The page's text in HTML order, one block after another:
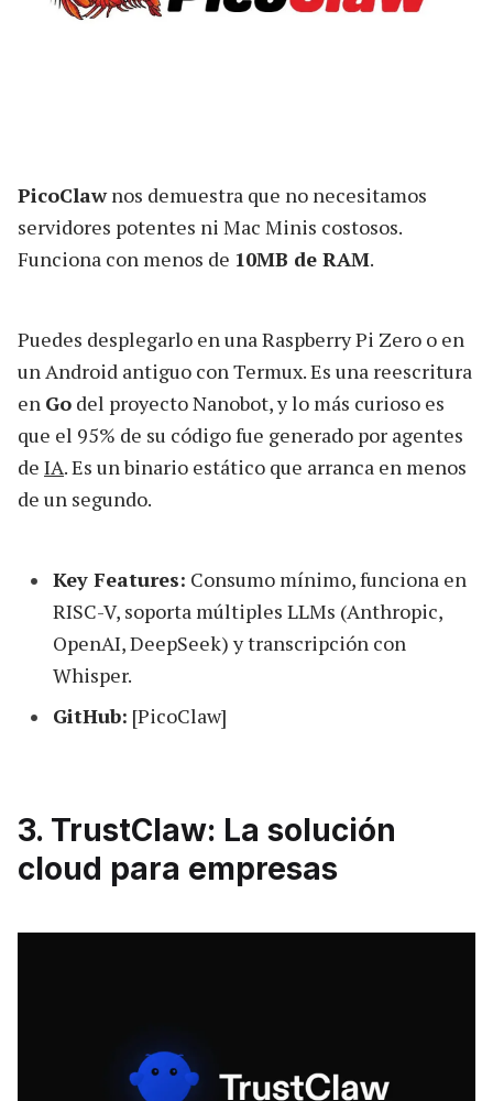
PicoClawnos demuestra que no necesitamos
servidores potentes ni Mac Minis costosos.
Funciona con menos de 10MB de RAM.
Puedes desplegarlo en una Raspberry Pi Zero o en
un Android antiguo con Termux. Es una reescritura
en Go del proyecto Nanobot, y lo más curioso es
que el 95% de su código fue generado por agentes
de IA. Es un binario estático que arranca en menos
de un segundo.
Key Features: Consumo mínimo, funciona en
RISC-V, soporta múltiples LLMs (Anthropic,
OpenAI, DeepSeek) y transcripción con
Whisper.
GitHub: [PicoClaw]
3. TrustClaw: La solución
cloud para empresas